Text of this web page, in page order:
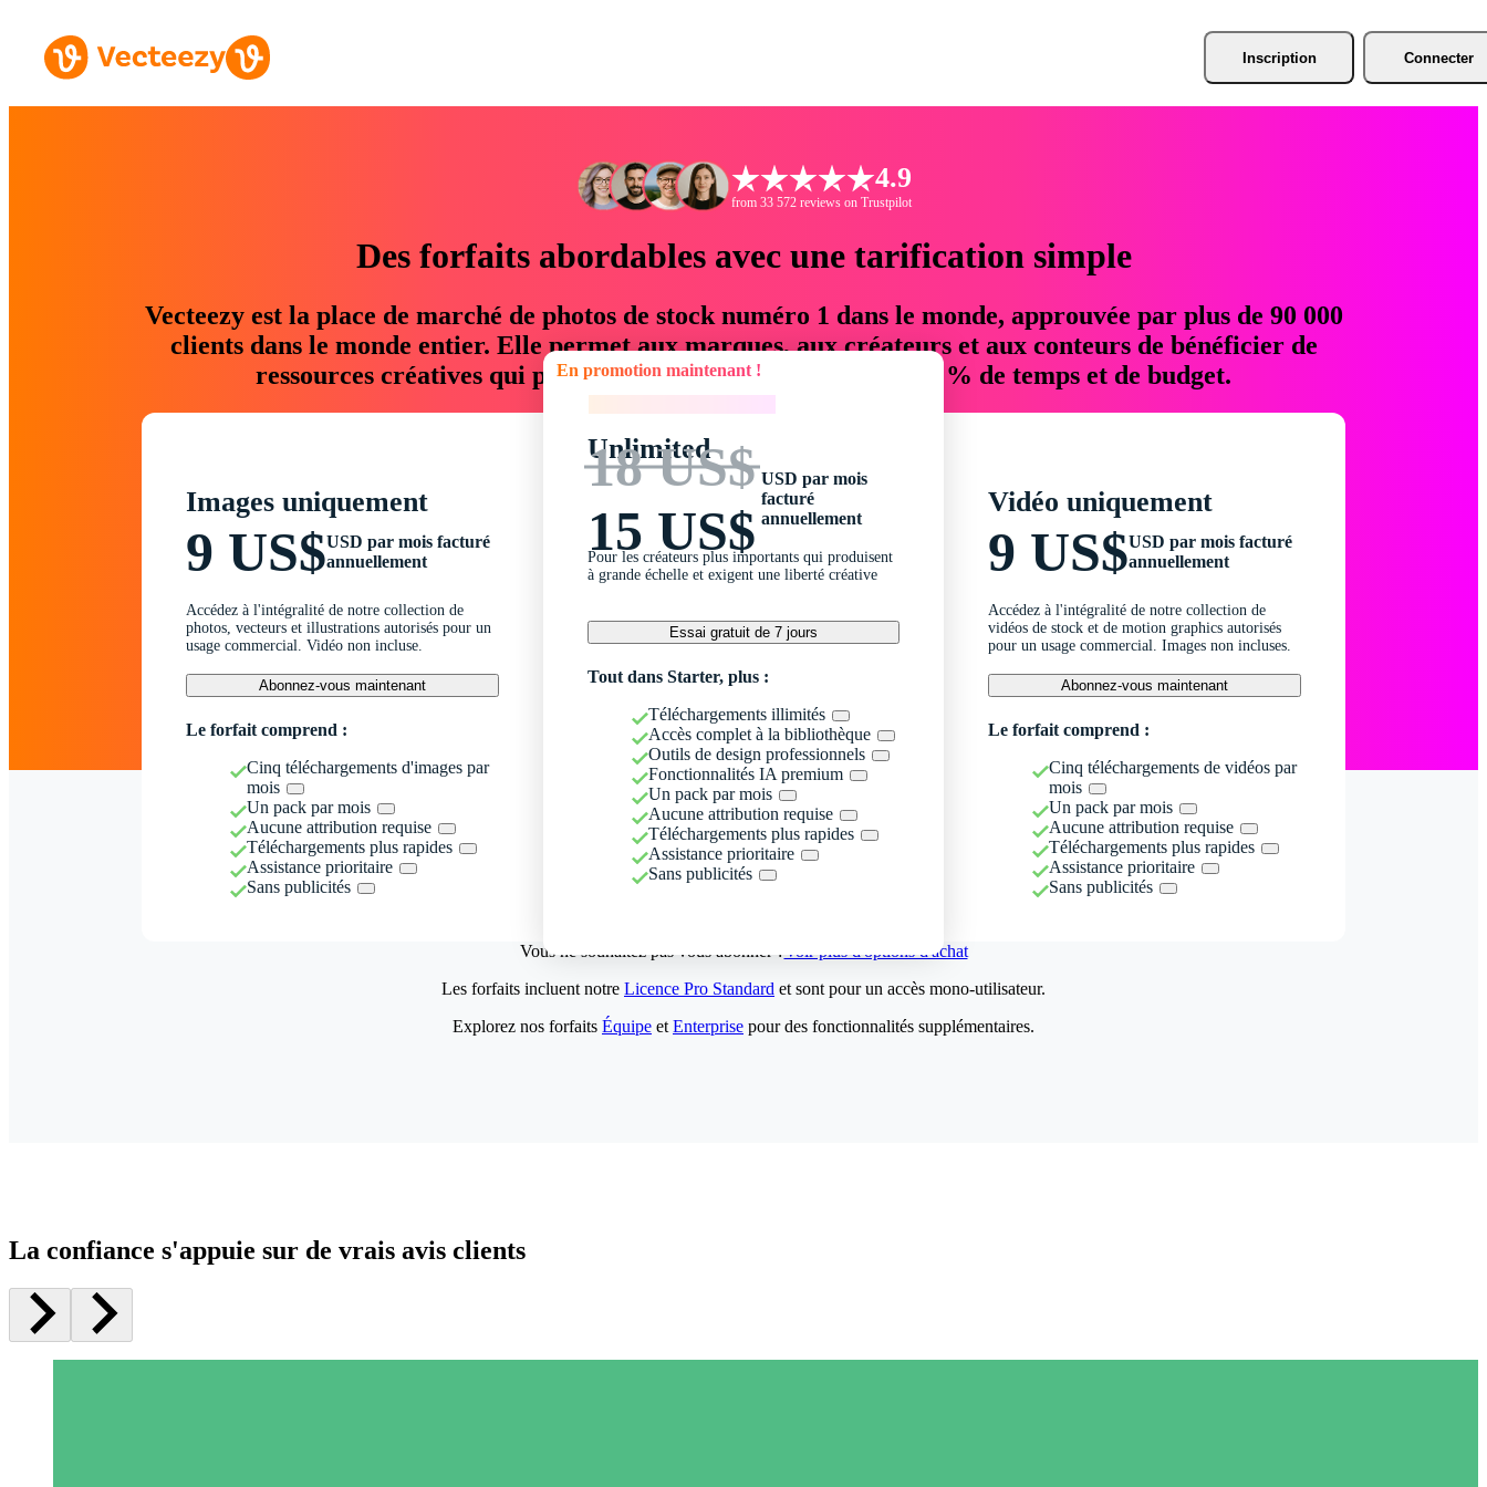
Inscription Connecter
4.9
from 33 572 reviews on Trustpilot
Des forfaits abordables avec une tarification simple
Vecteezy est la place de marché de photos de stock numéro 1 dans le monde, approuvée par plus de 90 000
clients dans le monde entier. Elle permet aux marques, aux créateurs et aux conteurs de bénéficier de
ressources créatives qui permettent d'économiser jusqu'à 76 % de temps et de budget.
Images uniquement
9 US$USD par mois facturé
annuellement
Accédez à l'intégralité de notre collection de
photos, vecteurs et illustrations autorisés pour un
usage commercial. Vidéo non incluse.
Abonnez-vous maintenant
Le forfait comprend :
Cinq téléchargements d'images par
mois
Un pack par mois
Aucune attribution requise
Téléchargements plus rapides
Assistance prioritaire
Sans publicités
En promotion maintenant !
Unlimited
18 US$
15 US$
USD par mois
facturé
annuellement
Pour les créateurs plus importants qui produisent
à grande échelle et exigent une liberté créative
Essai gratuit de 7 jours
Tout dans Starter, plus :
Téléchargements illimités
Accès complet à la bibliothèque
Outils de design professionnels
Fonctionnalités IA premium
Un pack par mois
Aucune attribution requise
Téléchargements plus rapides
Assistance prioritaire
Sans publicités
Vidéo uniquement
9 US$USD par mois facturé
annuellement
Accédez à l'intégralité de notre collection de
vidéos de stock et de motion graphics autorisés
pour un usage commercial. Images non incluses.
Abonnez-vous maintenant
Le forfait comprend :
Cinq téléchargements de vidéos par
mois
Un pack par mois
Aucune attribution requise
Téléchargements plus rapides
Assistance prioritaire
Sans publicités
Vous ne souhaitez pas vous abonner ?Voir plus d'options d'achat
Les forfaits incluent notre Licence Pro Standard et sont pour un accès mono-utilisateur.
Explorez nos forfaits Équipe et Enterprise pour des fonctionnalités supplémentaires.
La confiance s'appuie sur de vrais avis clients